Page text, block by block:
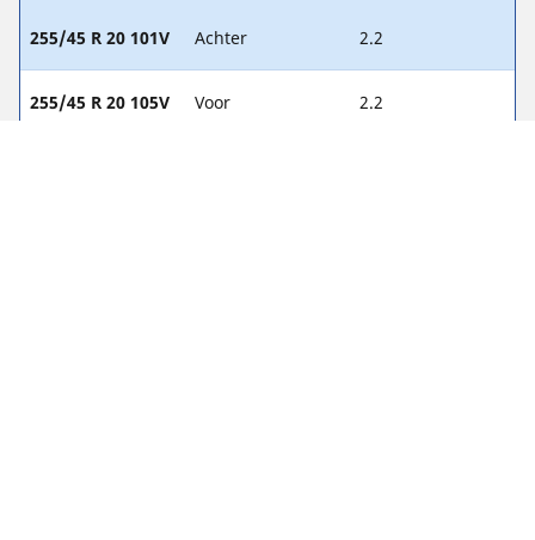
255/45 R 20 101V Achter 2.2
255/45 R 20 105V Voor 2.2